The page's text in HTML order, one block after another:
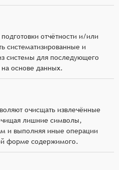
отчётности и/или
систематизированные и
системы для последующего
основе данных.
очисщать извлечённые
лишние символы,
и выполняя иные операции
форме содержимого.